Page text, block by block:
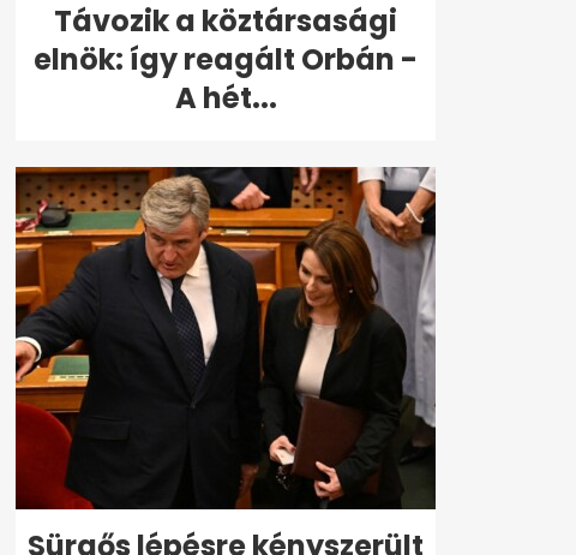
Távozik a köztársasági
elnök: így reagált Orbán -
A hét...
Sürgős lépésre kényszerült